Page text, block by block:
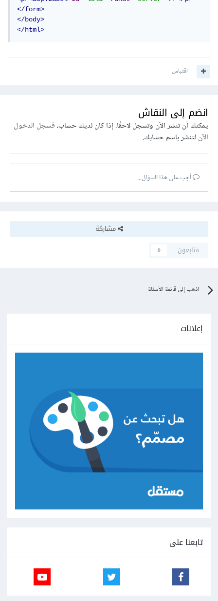
</form>
</body>
</html>
اقتباس
انضم إلى النقاش
يمكنك أن تنشر الآن وتسجل لاحقًا. إذا كان لديك حساب،فسجل الدخول
الآنلتنشر باسم حسابك.
أجب على هذا السؤال...
مشاركة
متابعون
0
اذهب إلى قائمة الأسئلة
إعلانات
تابعنا على